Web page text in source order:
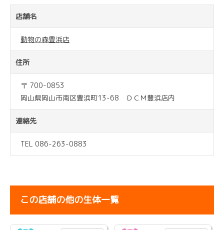
店舗名
動物の森豊浜店
住所
〒 700-0853
岡山県岡山市南区豊浜町13-68 ＤＣＭ豊浜店内
連絡先
TEL 086-263-0883
この店舗の他の生体一覧